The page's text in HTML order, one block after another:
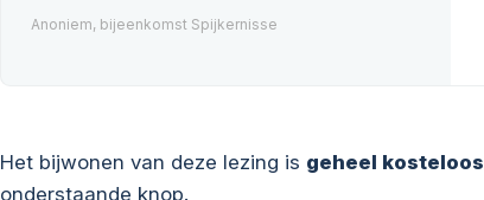
Anoniem, bijeenkomst Spijkernisse
Het bijwonen van deze lezing is geheel kosteloos
onderstaande knop.